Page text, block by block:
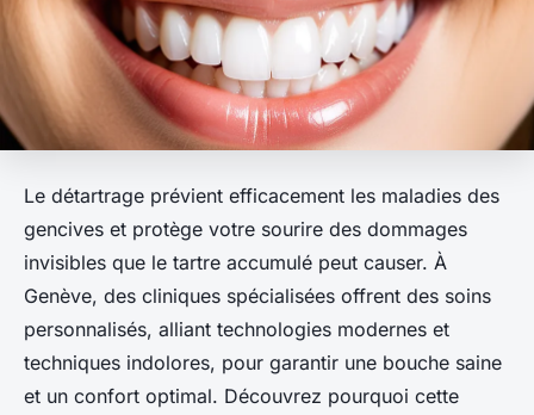
Le détartrage prévient efficacement les maladies des
gencives et protège votre sourire des dommages
invisibles que le tartre accumulé peut causer. À
Genève, des cliniques spécialisées offrent des soins
personnalisés, alliant technologies modernes et
techniques indolores, pour garantir une bouche saine
et un confort optimal. Découvrez pourquoi cette